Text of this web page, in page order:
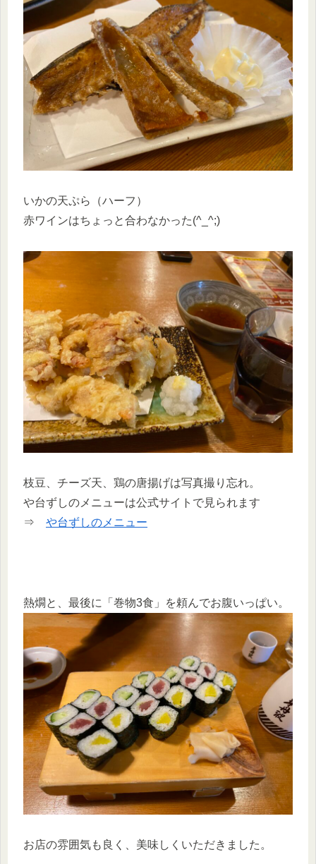
いかの天ぷら（ハーフ）
赤ワインはちょっと合わなかった(^_^;)
枝豆、チーズ天、鶏の唐揚げは写真撮り忘れ。
や台ずしのメニューは公式サイトで見られます
⇒ や台ずしのメニュー
熱燗と、最後に「巻物3食」を頼んでお腹いっぱい。
お店の雰囲気も良く、美味しくいただきました。